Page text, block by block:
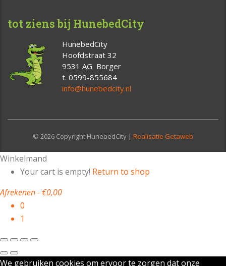
tot ziens bij HunebedCity
HunebedCity
Hoofdstraat 32
9531 AG Borger
t. 0599-855684
info@hunebedcity.nl
© 2026 Copyright HunebedCity | Realisatie Getaweb
Winkelmand
Your cart is empty! Return to shop
Afrekenen-€0,00
0
1
We gebruiken cookies om ervoor te zorgen dat onze